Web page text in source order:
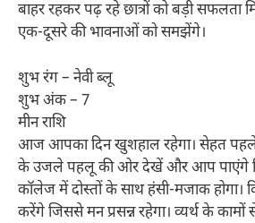
बाहर रहकर पढ़ रहे छात्रों को बड़ी सफलता
एक-दूसरे की भावनाओं को समझेंगे।
शुभ रंग – नेवी ब्लू
शुभ अंक – 7
मीन राशि
आज आपका दिन खुशहाल रहेगा। सेहत पहले
के उजले पहलू की ओर देखें और आप पाएंगे
कॉलेज में दोस्तों के साथ हंसी-मजाक
करेंगे जिससे मन प्रसन्न रहेगा। व्यर्थ के